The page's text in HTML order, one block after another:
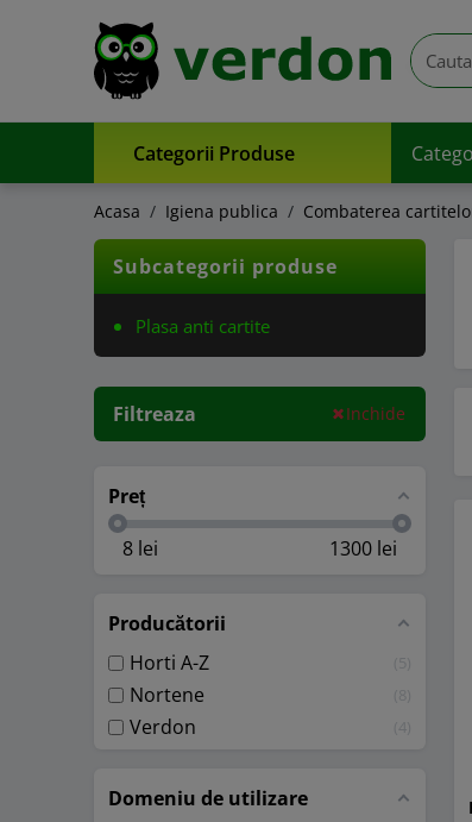
Categorii Produse
Acasa Igiena publica Combaterea
Subcategorii produse
Plasa anti cartite
Filtreaza Inchide
Preț
8 lei 1300lei
Producătorii
Horti A-Z
5
Nortene
Verdon 4
Domeniu de utilizare